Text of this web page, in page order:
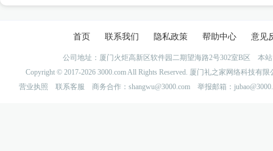
首页 联系我们 隐私政策 帮助中心 意见
公司地址：厦门火炬高新区软件园二期望海路2号302室B区 本
Copyright © 2017-2026 3000.com All Rights Reserved. 厦门礼之家网络科技
营业执照
联系客服 商务合作：shangwu@3000.com 举报邮箱：